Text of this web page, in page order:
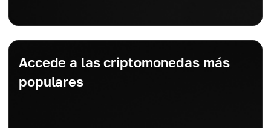
Accede a las criptomonedas más
populares